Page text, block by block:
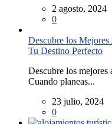
2 agosto, 2024
0
Descubre los Mejores
Tu Destino Perfecto
Descubre los mejores
Cuando planeas...
23 julio, 2024
0